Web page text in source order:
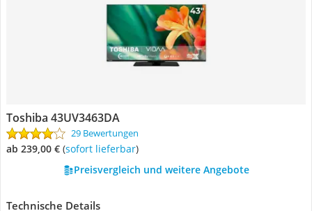
Toshiba 43UV3463DA
29 Bewertungen
ab 239,00 € ( Sofort lieferbar)
Preisvergleich und weitere Angebote
Technische Details